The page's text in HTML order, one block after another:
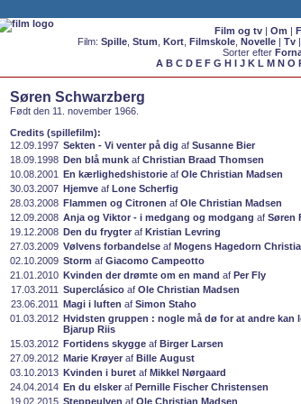
Film og tv| Om |
Film: Spille, Stum Kort, Filmskole, Novelle| Tv|
Sorter efter
A B C D E F G H I J K L M N O
Søren Schwarzberg
Født den 11. november 1966.
Credits (spillefilm):
12.09.1997 Sekten - Vi venter på dig af Susanne Bier
18.09.1998 Den blå munk af Christian Braad Thomsen
10.08.2001 En kærlighedshistorie af Ole Christian Madsen
30.03.2007 Hjemve af Lone Scherfig
28.03.2008 Flammen og Citronen af Ole Christian Madsen
12.09.2008 Anja og Viktor - i medgang og modgang af Søren
19.12.2008 Den du frygter af Kristian Levring
27.03.2009 Vølvens forbandelse af Mogens Hagedorn
02.10.2009 Storm af Giacomo Campeotto
21.01.2010 Kvinden der drømte om en mand af Per Fly
17.03.2011 Superclásico af Ole Christian Madsen
23.06.2011 Magi i luften af Simon Staho
01.03.2012 Hvidsten gruppen : nogle må dø for at andre kan
Bjarup Riis
15.03.2012 Fortidens skygge af Birger Larsen
27.09.2012 Marie Krøyer af Bille August
03.10.2013 Kvinden i buret af Mikkel Nørgaard
24.04.2014 En du elsker af Pernille Fischer Christensen
19.02.2015 Steppeulven af Ole Christian Madsen